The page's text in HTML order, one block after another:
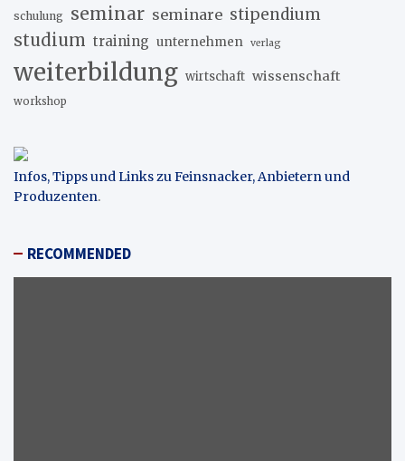
schulung seminar seminare stipendium
studium training unternehmen verlag
weiterbildung wirtschaft wissenschaft
workshop
Infos, Tipps und Links zu Feinsnacker, Anbietern und
Produzenten.
RECOMMENDED